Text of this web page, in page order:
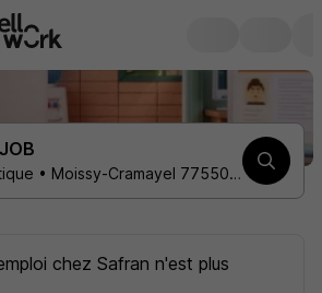
Ingénieur aéronautique • Moissy-Cramayel 77550 • 1 contrat
chez Safran n'est plus